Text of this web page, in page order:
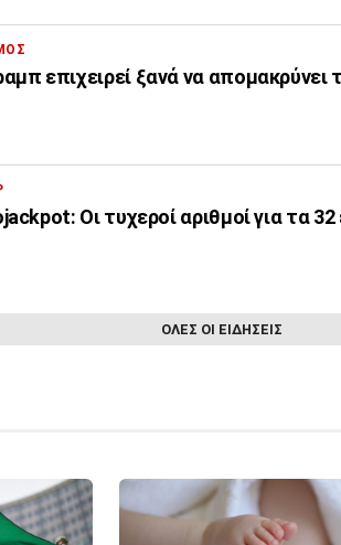
επιχειρεί ξανά να απομακρύνει
Οι τυχεροί αριθμοί για τα
ΟΛΕΣ ΟΙ ΕΙΔΗΣΕΙΣ